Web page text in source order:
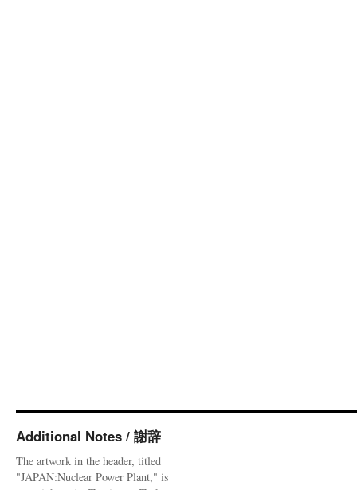
Additional Notes / 謝辞
The artwork in the header, titled
"JAPAN:Nuclear Power Plant," is